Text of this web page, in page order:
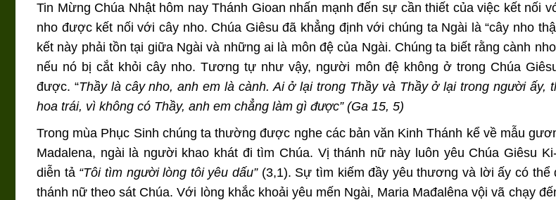
Tin Mừng Chúa Nhật hôm nay Thánh Gioan nhấn mạnh đến sự cần thiết của việc kết nối
nho được kết nối với cây nho. Chúa Giêsu đã khẳng định với chúng ta Ngài là “cây nho
kết này phải tồn tại giữa Ngài và những ai là môn đệ của Ngài. Chúng ta biết rằng cành
nếu nó bị cắt khỏi cây nho. Tương tự như vậy, người môn đệ không ở trong Chúa
được. “Thầy là cây nho, anh em là cành. Ai ở lại trong Thầy và Thầy ở lại trong người ấy,
hoa trái, vì không có Thầy, anh em chẳng làm gì được” (Ga 15, 5)
Trong mùa Phục Sinh chúng ta thường được nghe các bản văn Kinh Thánh kể về mẫu
Madalena, ngài là người khao khát đi tìm Chúa. Vị thánh nữ này luôn yêu Chúa Giêsu
diễn tả “Tôi tìm người lòng tôi yêu dấu”(3,1). Sự tìm kiếm đầy yêu thương và lời ấy có thể
thánh nữ theo sát Chúa. Với lòng khắc khoải yêu mến Ngài, Maria Mađalêna vội vã chạy